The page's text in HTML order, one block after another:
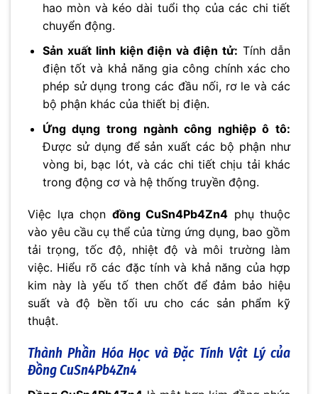
hao mòn và kéo dài tuổi thọ của các chi tiết
chuyển động.
Sản xuất linh kiện điện và điện tử: Tính dẫn
điện tốt và khả năng gia công chính xác cho
phép sử dụng trong các đầu nối, rơ le và các
bộ phận khác của thiết bị điện.
Ứng dụng trong ngành công nghiệp ô tô:
Được sử dụng để sản xuất các bộ phận như
vòng bi, bạc lót, và các chi tiết chịu tải khác
trong động cơ và hệ thống truyền động.
Việc lựa chọn đồng CuSn4Pb4Zn4 phụ thuộc
vào yêu cầu cụ thể của từng ứng dụng, bao gồm
tải trọng, tốc độ, nhiệt độ và môi trường làm
việc. Hiểu rõ các đặc tính và khả năng của hợp
kim này là yếu tố then chốt để đảm bảo hiệu
suất và độ bền tối ưu cho các sản phẩm kỹ
thuật.
Thành Phần Hóa Học và Đặc Tính Vật Lý của
Đồng CuSn4Pb4Zn4